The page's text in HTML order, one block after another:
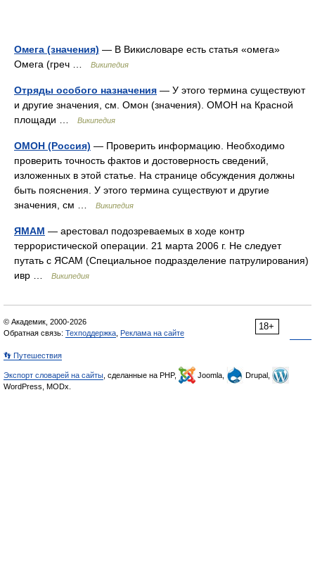
Омега (значения) — В Викисловаре есть статья «омега»
Омега (греч …
Википедия
Отряды особого назначения — У этого термина существуют
и другие значения, см. Омон (значения). ОМОН на Красной
площади …
Википедия
ОМОН (Россия) — Проверить информацию. Необходимо
проверить точность фактов и достоверность сведений,
изложенных в этой статье. На странице обсуждения должны
быть пояснения. У этого термина существуют и другие
значения, см …
Википедия
ЯМАМ — арестовал подозреваемых в ходе контр
террористической операции. 21 марта 2006 г. Не следует
путать с ЯСАМ (Специальное подразделение патрулирования)
ивр …
Википедия
18+
© Академик, 2000-2026
Обратная связь: Техподдержка Реклама на сайте
👣 Путешествия
Экспорт словарей на сайты , сделанные на PHP, Joomla,
Drupal,
WordPress, MODx.